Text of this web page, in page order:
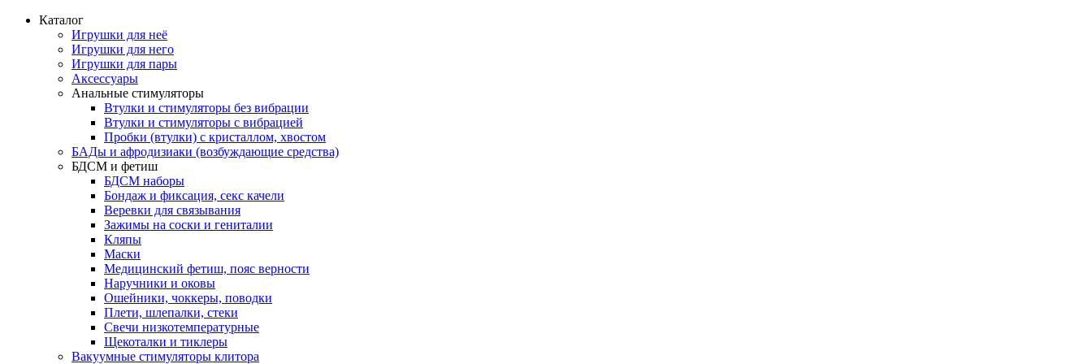
Каталог
Игрушки для неё
Игрушки для него
Игрушки для пары
Аксессуары
Анальные стимуляторы
Втулки и стимуляторы без вибрации
Втулки и стимуляторы с вибрацией
Пробки (втулки) с кристаллом, хвостом
БАДы и афродизиаки (возбуждающие средства)
БДСМ и фетиш
БДСМ наборы
Бондаж и фиксация, секс качели
Веревки для связывания
Зажимы на соски и гениталии
Кляпы
Маски
Медицинский фетиш, пояс верности
Наручники и оковы
Ошейники, чоккеры, поводки
Плети, шлепалки, стеки
Свечи низкотемпературные
Щекоталки и тиклеры
Вакуумные стимуляторы клитора